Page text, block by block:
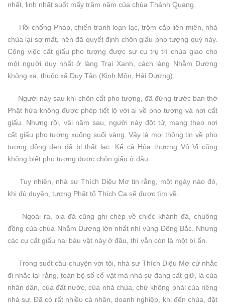
nhất, linh nhất suốt mấy trăm năm của chùa Thánh Quang.
Hồi chống Pháp, chiến tranh loạn lạc, trộm cắp liên miên, nhà
chùa lại sợ mất, nên đã quyết định chôn giấu pho tượng quý này.
Công việc cất giấu pho tượng được sư cụ trụ trì chùa giao cho
một người duy nhất ở làng Trại Xanh, cách làng Nhẫm Dương
không xa, thuộc xã Duy Tân (Kinh Môn, Hải Dương).
Người này sau khi chôn cất pho tượng, đã đứng trước ban thờ
Phật hứa không được phép tiết lộ với ai về pho tượng và nơi cất
giấu. Nhưng rồi, vài năm sau, người này đột tử, mang theo nơi
cất giấu pho tượng xuống suối vàng. Vậy là mọi thông tin về pho
tượng đồng đen đã bị thất lạc. Kể cả Hòa thượng Vô Vi cũng
không biết pho tượng được chôn giấu ở đâu.
Tuy nhiên, nhà sư Thích Diệu Mơ tin rằng, một ngày nào đó,
khi đủ duyên, tượng Phật tổ Thích Ca sẽ được tìm về.
Ngoài ra, bia đá cũng ghi chép về chiếc khánh đá, chuông
đồng của chùa Nhẫm Dương lớn nhất nhì vùng Đông Bắc. Nhưng
các cụ cất giấu hai báu vật này ở đâu, thì vẫn còn là một bí ẩn.
Trong suốt câu chuyện với tôi, nhà sư Thích Diệu Mơ cứ nhắc
đi nhắc lại rằng, toàn bộ số cổ vật mà nhà sư đang cất giữ, là của
nhân dân, của đất nước, của nhà chùa, chứ không phải của riêng
nhà sư. Đã có rất nhiều cá nhân, doanh nghiệp, khi đến chùa, đặt